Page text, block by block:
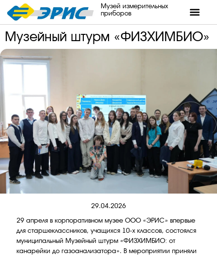
Музей измерительных
приборов
Музейный штурм «ФИЗХИМБИО»
29.04.2026
29 апреля в корпоративном музее ООО «ЭРИС» впервые
для старшеклассников, учащихся 10-х классов, состоялся
муниципальный Музейный штурм «ФИЗХИМБИО: от
канарейки до газоанализатора». В мероприятии приняли